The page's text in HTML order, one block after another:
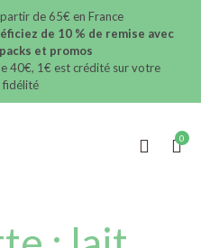
de 65€ en France
de 10 % de remise avec
et promos
40€, 1€ est crédité sur votre
fidélité